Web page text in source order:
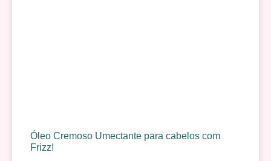
Óleo Cremoso Umectante para cabelos com
Frizz!